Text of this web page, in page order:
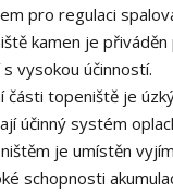
pro regulaci
kamen je
vysokou účinností.
části topeniště je
účinný systém
je umístěn
schopnosti